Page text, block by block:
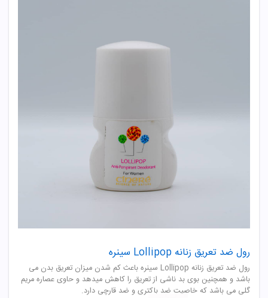
رول ضد تعریق زنانه Lollipop سینره
رول ضد تعریق زنانه Lollipop سینره باعث کم شدن میزان تعریق بدن می
باشد و همچنین بوی بد ناشی از تعریق را کاهش میدهد و حاوی عصاره مریم
گلی می باشد که خاصیت ضد باکتری و ضد قارچی دارد.